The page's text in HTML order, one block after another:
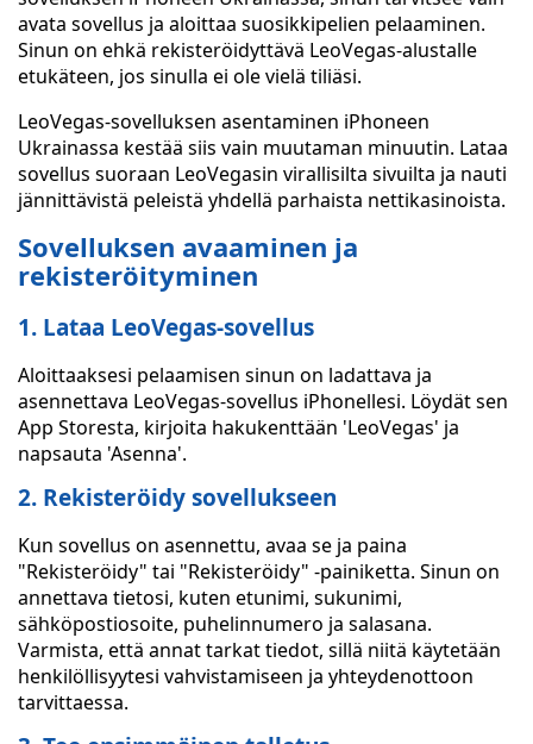
avata sovellus ja aloittaa suosikkipelien pelaaminen.
Sinun on ehkä rekisteröidyttävä LeoVegas-alustalle
etukäteen, jos sinulla ei ole vielä tiliäsi.
LeoVegas-sovelluksen asentaminen iPhoneen
Ukrainassa kestää siis vain muutaman minuutin. Lataa
sovellus suoraan LeoVegasin virallisilta sivuilta ja nauti
jännittävistä peleistä yhdellä parhaista nettikasinoista.
Sovelluksen avaaminen ja
rekisteröityminen
1. Lataa LeoVegas-sovellus
Aloittaaksesi pelaamisen sinun on ladattava ja
asennettava LeoVegas-sovellus iPhonellesi. Löydät sen
App Storesta, kirjoita hakukenttään 'LeoVegas' ja
napsauta 'Asenna'.
2. Rekisteröidy sovellukseen
Kun sovellus on asennettu, avaa se ja paina
"Rekisteröidy" tai "Rekisteröidy" -painiketta. Sinun on
annettava tietosi, kuten etunimi, sukunimi,
sähköpostiosoite, puhelinnumero ja salasana.
Varmista, että annat tarkat tiedot, sillä niitä käytetään
henkilöllisyytesi vahvistamiseen ja yhteydenottoon
tarvittaessa.